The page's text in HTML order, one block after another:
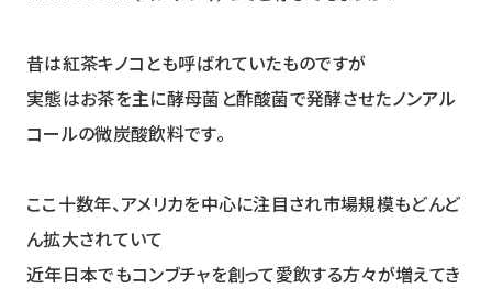
HOP BREEZE
ホップ ブリーズ
昔は紅茶キノコとも呼ばれていたものですが
実態はお茶を主に酵母菌と酢酸菌で発酵させたノンアル
コールの微炭酸飲料です。
ここ十数年、アメリカを中心に注目され市場規模もどんど
ん拡大されていて
近年日本でもコンブチャを創って愛飲する方々が増えてき